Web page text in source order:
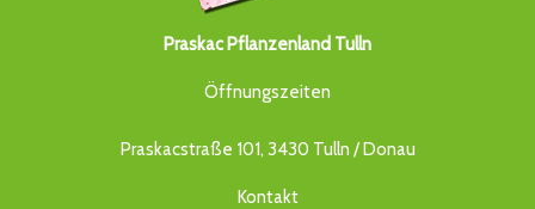
Praskac Pflanzenland Tulln
Öffnungszeiten
Praskacstraße 101, 3430 Tulln / Donau
Kontakt